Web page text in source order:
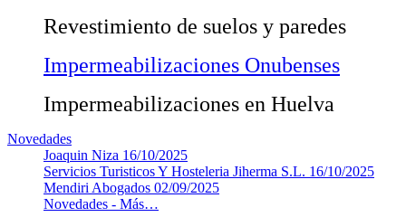
Revestimiento de suelos y paredes
Impermeabilizaciones Onubenses
Impermeabilizaciones en Huelva
Novedades
Joaquin Niza 16/10/2025
Servicios Turisticos Y Hosteleria Jiherma S.L. 16/10/2025
Mendiri Abogados 02/09/2025
Novedades - Más…